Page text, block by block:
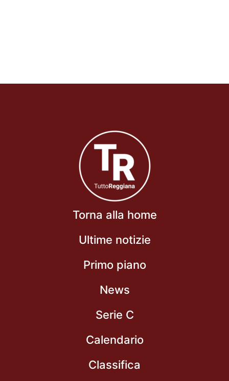
Torna alla home
Ultime notizie
Primo piano
News
Serie C
Calendario
Classifica